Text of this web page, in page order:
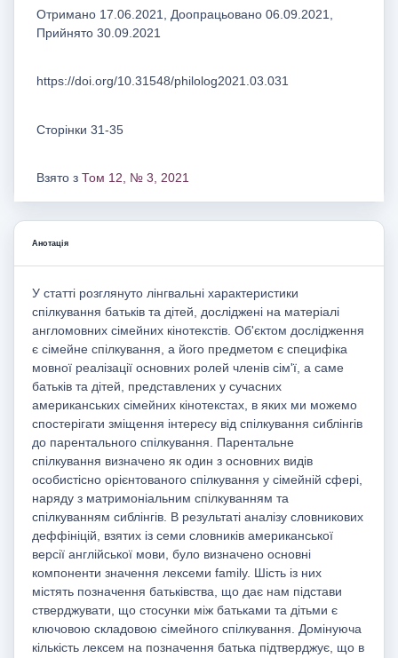
Отримано 17.06.2021, Доопрацьовано 06.09.2021,
Прийнято 30.09.2021
https://doi.org/10.31548/philolog2021.03.031
Сторінки 31-35
Взято з Том 12, № 3, 2021
Анотація
У статті розглянуто лінгвальні характеристики
спілкування батьків та дітей, досліджені на матеріалі
англомовних сімейних кінотекстів. Об'єктом дослідження
є сімейне спілкування, а його предметом є специфіка
мовної реалізації основних ролей членів сім'ї, а саме
батьків та дітей, представлених у сучасних
американських сімейних кінотекстах, в яких ми можемо
спостерігати зміщення інтересу від спілкування сиблінгів
до парентального спілкування. Парентальне
спілкування визначено як один з основних видів
особистісно орієнтованого спілкування у сімейній сфері,
наряду з матримоніальним спілкуванням та
спілкуванням сиблінгів. В результаті аналізу словникових
деффініцій, взятих із семи словників американської
версії англійської мови, було визначено основні
компоненти значення лексеми family. Шість із них
містять позначення батьківства, що дає нам підстави
стверджувати, що стосунки між батьками та дітьми є
ключовою складовою сімейного спілкування. Домінуюча
кількість лексем на позначення батька підтверджує, що в